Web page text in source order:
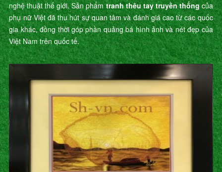
nghệ thuật thế giới. Sản phẩmtranh thêu tay truyền thốngcủa
phụ nữ Việt đã thu hút sự quan tâm và đánh giá cao từ các quốc
gia khác, đồng thời góp phần quảng bá hình ảnh và nét đẹp của
Việt Nam trên quốc tế.